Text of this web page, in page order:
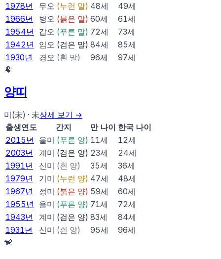
1978년 무오 (누런 말) 48세 49세
1966년 병오 (붉은 말) 60세 61세
1954년 갑오 (푸른 말) 72세 73세
1942 년 임오 (검은 말) 84세 85세
1930년 경오 (흰 말) 96세 97세
🐏
양띠
미(未) · 未상세 보기 →
출생연도
간지 만 나이 한국 나이
2015 년 을미 (푸른 양) 11세 12세
2003년 계미 (검은 양) 23세 24세
1991년 신미 (흰 양) 35세 36세
1979년 기미 (누런 양) 47세 48세
1967년 정미 (붉은 양) 59세 60세
1955 년 을미 (푸른 양) 71세 72세
1943년 계미 (검은 양) 83세 84세
1931년 신미 (흰 양) 95세 96세
🐒